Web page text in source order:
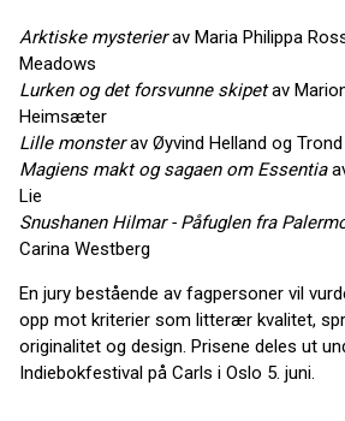
Arktiske mysterierav Maria Philippa
Meadows
Lurken og det forsvunne skipetav
Heimsæter
Lille monsterav Øyvind Helland og Trond
Magiens makt og sagaen om Essentia
Lie
Snushanen Hilmar - Påfuglen fra
Carina Westberg
En jury bestående av fagpersoner vil
opp mot kriterier som litterær kvalitet,
originalitet og design. Prisene deles ut
Indiebokfestival på Carls i Oslo 5. juni.